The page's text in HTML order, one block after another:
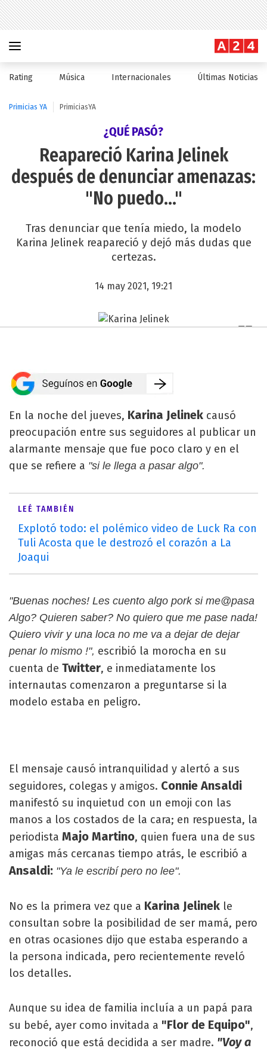
Rating Música Internacionales Últimas Noticias
Primicias YA PrimiciasYA
¿QUÉ PASÓ?
Reapareció Karina Jelinek
después de denunciar amenazas:
"No puedo..."
Tras denunciar que tenía miedo, la modelo
Karina Jelinek reapareció y dejó más dudas que
certezas.
14 may 2021, 19:21
En la noche del jueves, Karina Jelinek causó
preocupación entre sus seguidores al publicar un
alarmante mensaje que fue poco claro y en el
que se refiere a "si le llega a pasar algo".
LEÉ TAMBIÉN
Explotó todo: el polémico video de Luck Ra con
Tuli Acosta que le destrozó el corazón a La
Joaqui
"Buenas noches! Les cuento algo pork si me@pasa
Algo? Quieren saber? No quiero que me pase nada!
Quiero vivir y una loca no me va a dejar de dejar
penar lo mismo !", escribió la morocha en su
cuenta de Twitter, e inmediatamente los
internautas comenzaron a preguntarse si la
modelo estaba en peligro.
El mensaje causó intranquilidad y alertó a sus
seguidores, colegas y amigos. Connie Ansaldi
manifestó su inquietud con un emoji con las
manos a los costados de la cara; en respuesta, la
periodista Majo Martino, quien fuera una de sus
amigas más cercanas tiempo atrás, le escribió a
Ansaldi: "Ya le escribí pero no lee".
No es la primera vez que a Karina Jelinek le
consultan sobre la posibilidad de ser mamá, pero
en otras ocasiones dijo que estaba esperando a
la persona indicada, pero recientemente reveló
los detalles.
Aunque su idea de familia incluía a un papá para
su bebé, ayer como invitada a "Flor de Equipo",
reconoció que está decidida a ser madre. "Voy a